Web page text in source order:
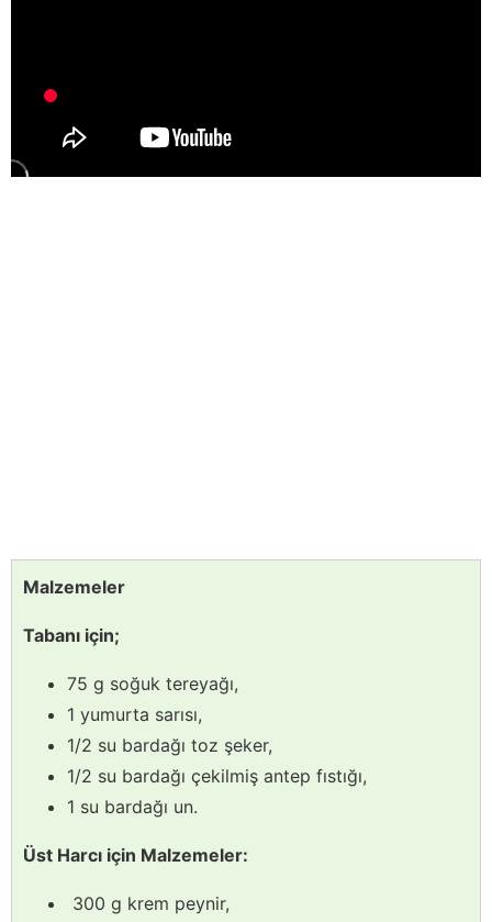
Malzemeler
Tabanı için;
75 g soğuk tereyağı,
1 yumurta sarısı,
1/2 su bardağı toz şeker,
1/2 su bardağı çekilmiş antep fıstığı,
1 su bardağı un.
Üst Harcı için Malzemeler:
300 g krem peynir,